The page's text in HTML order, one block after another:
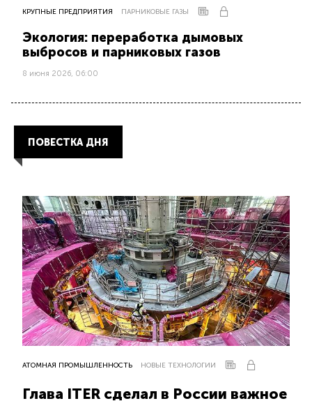
КРУПНЫЕ ПРЕДПРИЯТИЯ ПАРНИКОВЫЕ ГАЗЫ
Экология: переработка дымовых
выбросов и парниковых газов
8 июня 2026, 06:00
ПОВЕСТКА ДНЯ
АТОМНАЯ ПРОМЫШЛЕННОСТЬ НОВЫЕ ТЕХНОЛОГИИ
Глава ITER сделал в России важное